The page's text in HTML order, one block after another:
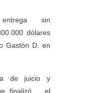
entrega sin
dólares
Gastón D. en
de juicio y
finalizó el